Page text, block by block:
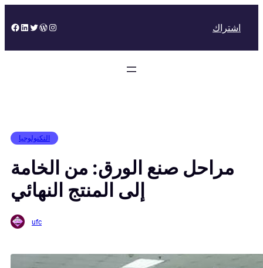
to
Facebook
LinkedIn
Twitter
WordPress
Instagram اشتراك
التكنولوجيا
مراحل صنع الورق: من الخامة
إلى المنتج النهائي
ufc